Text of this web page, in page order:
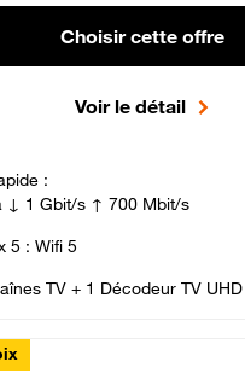
Choisir cette offre
Voir le détail
:
↓ 1 Gbit/s ↑ 700 Mbit/s
5 : Wifi 5
TV + 1 Décodeur TV UHD